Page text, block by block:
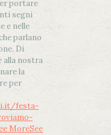
portare
segni
e nelle
parlano
Di
alla nostra
la
per
festa-
MoreSee